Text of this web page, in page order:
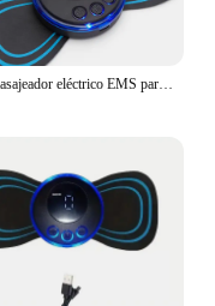
Mini masajeador eléctrico EMS para cuello, parche estimulador de espalda y cervicales, almohadilla de Gel portátil, pegatinas delgadas